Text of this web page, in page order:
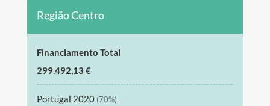
Região Centro
Financiamento Total
299.492,13 €
Portugal 2020 (70%)